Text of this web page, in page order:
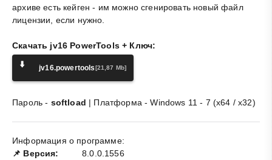
архиве есть кейген - им можно сгенировать новый файл
лицензии, если нужно.
Скачать jv16 PowerTools + Ключ:
⬇️
jv16.powertools[21,87 Mb]
Пароль - softload | Платформа - Windows 11 - 7 (x64 / x32)
Информация о программе:
📌 Версия:
8.0.0.1556